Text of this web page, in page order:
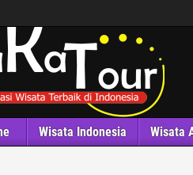
Wisata Indonesia Wisata